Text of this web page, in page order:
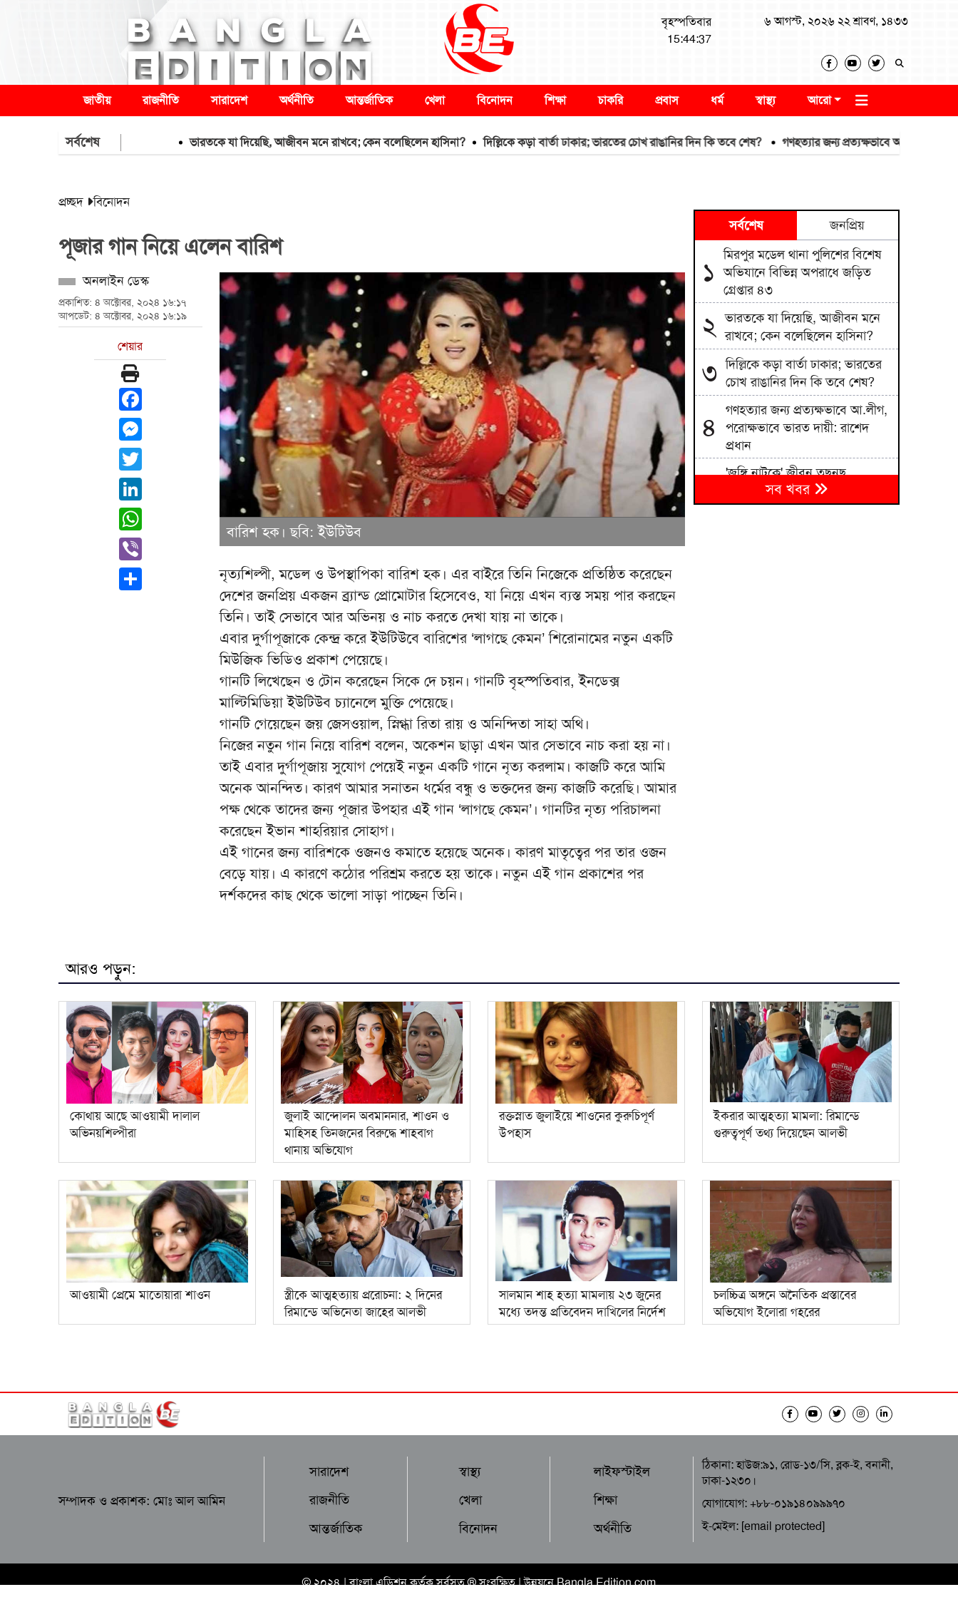
বৃহস্পতিবার
15:44:38
৬ আগস্ট, ২০২৬ ২২ শ্রাবণ, ১৪৩৩
জাতীয় রাজনীতি সারাদেশ অর্থনীতি আন্তর্জাতিক খেলা বিনোদন শিক্ষা চাকরি প্রবাস ধর্ম স্বাস্থ্য আরো
সর্বশেষ ভারতকে যা দিয়েছি, আজীবন মনে রাখবে; কেন বলেছিলেন হাসিনা? দিল্লিকে কড়া বার্তা ঢাকার; ভারতের চোখ রাঙানির দিন কি তবে শেষ? গণহত্যার জন্য প্রত্যক্ষভাবে আ.লীগ, পরোক্ষভাবে
প্রচ্ছদ বিনোদন
পূজার গান নিয়ে এলেন বারিশ
অনলাইন ডেস্ক
প্রকাশিত: ৪ অক্টোবর, ২০২৪ ১৬:১৭
আপডেট: ৪ অক্টোবর, ২০২৪ ১৬:১৯
শেয়ার
Facebook
Messenger
Twitter
LinkedIn
WhatsApp
Viber
Share
বারিশ হক। ছবি: ইউটিউব
নৃত্যশিল্পী, মডেল ও উপস্থাপিকা বারিশ হক। এর বাইরে তিনি নিজেকে প্রতিষ্ঠিত করেছেন
দেশের জনপ্রিয় একজন ব্র্যান্ড প্রোমোটার হিসেবেও, যা নিয়ে এখন ব্যস্ত সময় পার করছেন
তিনি। তাই সেভাবে আর অভিনয় ও নাচ করতে দেখা যায় না তাকে।
এবার দুর্গাপূজাকে কেন্দ্র করে ইউটিউবে বারিশের ‘লাগছে কেমন’ শিরোনামের নতুন একটি
মিউজিক ভিডিও প্রকাশ পেয়েছে।
গানটি লিখেছেন ও টোন করেছেন সিকে দে চয়ন। গানটি বৃহস্পতিবার, ইনডেক্স
মাল্টিমিডিয়া ইউটিউব চ্যানেলে মুক্তি পেয়েছে।
গানটি গেয়েছেন জয় জেসওয়াল, স্নিগ্ধা রিতা রায় ও অনিন্দিতা সাহা অথি।
নিজের নতুন গান নিয়ে বারিশ বলেন, অকেশন ছাড়া এখন আর সেভাবে নাচ করা হয় না।
তাই এবার দুর্গাপূজায় সুযোগ পেয়েই নতুন একটি গানে নৃত্য করলাম। কাজটি করে আমি
অনেক আনন্দিত। কারণ আমার সনাতন ধর্মের বন্ধু ও ভক্তদের জন্য কাজটি করেছি। আমার
পক্ষ থেকে তাদের জন্য পূজার উপহার এই গান ‘লাগছে কেমন’। গানটির নৃত্য পরিচালনা
করেছেন ইভান শাহরিয়ার সোহাগ।
এই গানের জন্য বারিশকে ওজনও কমাতে হয়েছে অনেক। কারণ মাতৃত্বের পর তার ওজন
বেড়ে যায়। এ কারণে কঠোর পরিশ্রম করতে হয় তাকে। নতুন এই গান প্রকাশের পর
দর্শকদের কাছ থেকে ভালো সাড়া পাচ্ছেন তিনি।
সর্বশেষ জনপ্রিয়
১
মিরপুর মডেল থানা পুলিশের বিশেষ
অভিযানে বিভিন্ন অপরাধে জড়িত
গ্রেপ্তার ৪৩
২ ভারতকে যা দিয়েছি, আজীবন মনে
রাখবে; কেন বলেছিলেন হাসিনা?
৩ দিল্লিকে কড়া বার্তা ঢাকার; ভারতের
চোখ রাঙানির দিন কি তবে শেষ?
৪
গণহত্যার জন্য প্রত্যক্ষভাবে আ.লীগ,
পরোক্ষভাবে ভারত দায়ী: রাশেদ
প্রধান
'জঙ্গি নাটকে' জীবন তছনছ
মাসরুরের অভিযোগ প্রথম আলো-
ডেইলি স্টারের বিরুদ্ধে
সব খবর
আরও পড়ুন:
কোথায় আছে আওয়ামী দালাল
অভিনয়শিল্পীরা
জুলাই আন্দোলন অবমাননার, শাওন ও
মাহিসহ তিনজনের বিরুদ্ধে শাহবাগ
থানায় অভিযোগ
রক্তস্নাত জুলাইয়ে শাওনের কুরুচিপূর্ণ
উপহাস
ইকরার আত্মহত্যা মামলা: রিমান্ডে
গুরুত্বপূর্ণ তথ্য দিয়েছেন আলভী
আওয়ামী প্রেমে মাতোয়ারা শাওন
স্ত্রীকে আত্মহত্যায় প্ররোচনা: ২ দিনের
রিমান্ডে অভিনেতা জাহের আলভী
সালমান শাহ হত্যা মামলায় ২৩ জুনের
মধ্যে তদন্ত প্রতিবেদন দাখিলের নির্দেশ
চলচ্চিত্র অঙ্গনে অনৈতিক প্রস্তাবের
অভিযোগ ইলোরা গহরের
সম্পাদক ও প্রকাশক: মোঃ আল আমিন
সারাদেশ
রাজনীতি
আন্তর্জাতিক
স্বাস্থ্য
খেলা
বিনোদন
লাইফস্টাইল
শিক্ষা
অর্থনীতি
ঠিকানা: হাউজ:৯১, রোড-১৩/সি, ব্লক-ই, বনানী,
ঢাকা-১২৩০।
যোগাযোগ: +৮৮-০১৯১৪০৯৯৯৭০
ই-মেইল: [email protected]
© ২০২৪ |বাংলা এডিশনকর্তৃক সর্বসত্ব ® সংরক্ষিত | উন্নয়নেBangla Edition.com